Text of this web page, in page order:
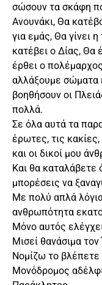
σώσουν τα σκάφη
Ανουνάκι, Θα
για εμάς, Θα γίνει
κατέβει ο Δίας, Θα
έρθει ο
αλλάξουμε σώματα
βοηθήσουν οι
πολλά.
Σε όλα αυτά τα
έρωτες, τις
και οι δικοί μου
Και θα καταλάβετε
μπορέσεις να
Με πολύ απλά
ανθρωπότητα
Μόνο αυτός
Μισεί θανάσιμα
Νομίζω το
Μονόδρομος